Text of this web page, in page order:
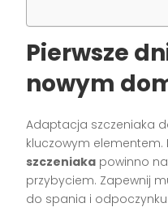
Pierwsze
nowym
Adaptacja szczeniaka
kluczowym elementem.
szczeniaka powinno
przybyciem. Zapewnij
do spania i odpoczynku.